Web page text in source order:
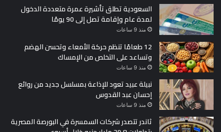
السعودية تطلق تأشيرة عمرة متعددة الدخول
لمدة عام وإقامة تصل إلى 90 يومًا
منذ 9 ساعات
12 طعامًا تنظم حركة الأمعاء وتحسن الهضم
وتساعد على التخلص من الإمساك
منذ 9 ساعات
نبيلة عبيد تعود للإذاعة بمسلسل جديد من روائع
إحسان عبد القدوس
منذ 9 ساعات
ثاندر تتصدر شركات السمسرة في البورصة المصرية